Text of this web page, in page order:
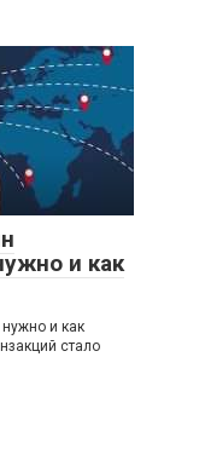
и как
и как
стало